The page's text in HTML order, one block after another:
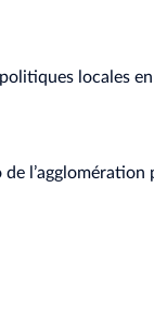
locales
l’agglomération